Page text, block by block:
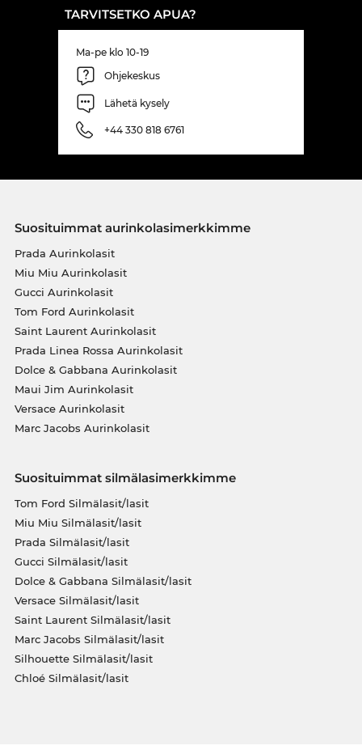
TARVITSETKO APUA?
Ma-pe klo 10-19
Ohjekeskus
Lähetä kysely
+44 330 818 6761
Suosituimmat aurinkolasimerkkimme
Prada Aurinkolasit
Miu Miu Aurinkolasit
Gucci Aurinkolasit
Tom Ford Aurinkolasit
Saint Laurent Aurinkolasit
Prada Linea Rossa Aurinkolasit
Dolce & Gabbana Aurinkolasit
Maui Jim Aurinkolasit
Versace Aurinkolasit
Marc Jacobs Aurinkolasit
Suosituimmat silmälasimerkkimme
Tom Ford Silmälasit/lasit
Miu Miu Silmälasit/lasit
Prada Silmälasit/lasit
Gucci Silmälasit/lasit
Dolce & Gabbana Silmälasit/lasit
Versace Silmälasit/lasit
Saint Laurent Silmälasit/lasit
Marc Jacobs Silmälasit/lasit
Silhouette Silmälasit/lasit
Chloé Silmälasit/lasit